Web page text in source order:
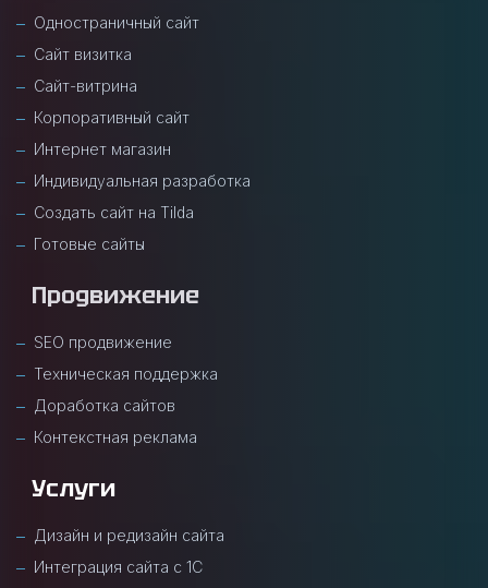
Одностраничный сайт
Сайт визитка
Сайт-витрина
Корпоративный сайт
Интернет магазин
Индивидуальная разработка
Создать сайт на Tilda
Готовые сайты
Продвижение
SEO продвижение
Техническая поддержка
Доработка сайтов
Контекстная реклама
Услуги
Дизайн и редизайн сайта
Интеграция сайта с 1С